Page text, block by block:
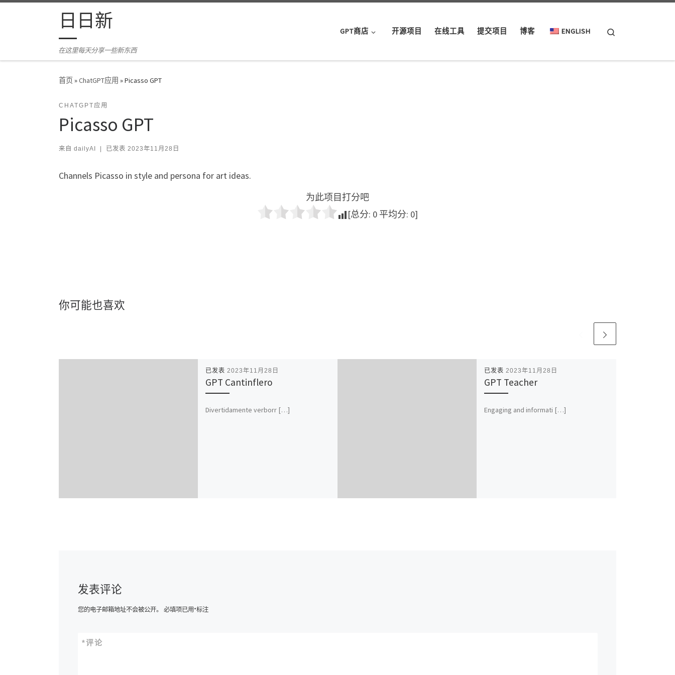
Skip to content日日新
在这里每天分享一些新东西
GPT商店 开源项目 在线工具 提交项目 博客 ENGLISH
首页»ChatGPT应用 »Picasso GPT
CHATGPT应用
Picasso GPT
来自 dailyAI 已发表 2023年11月28日
Channels Picasso in style and persona for art ideas.
为此项目打分吧
[总分: 0 平均分: 0]
你可能也喜欢
已发表 2023年11月28日
GPT Cantinflero
Divertidamente verborr […]
已发表 2023年11月28日
GPT Teacher
Engaging and informati […]
发表评论
您的电子邮箱地址不会被公开。 必填项已用*标注
评论
*